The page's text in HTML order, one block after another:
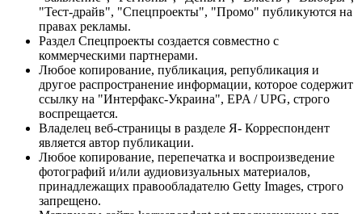
"Тест-драйв", "Спецпроекты", "Промо" публикуются на
правах рекламы.
Раздел Спецпроекты создается совместно с
коммерческими партнерами.
Любое копирование, публикация, републикация и
другое распространение информации, которое содержит
ссылку на "Интерфакс-Украина", EPA / UPG, строго
воспрещается.
Владелец веб-страницы в разделе Я- Корреспондент
является автор публикации.
Любое копирование, перепечатка и воспроизведение
фотографий и/или аудиовизуальных материалов,
принадлежащих правообладателю Getty Images, строго
запрещено.